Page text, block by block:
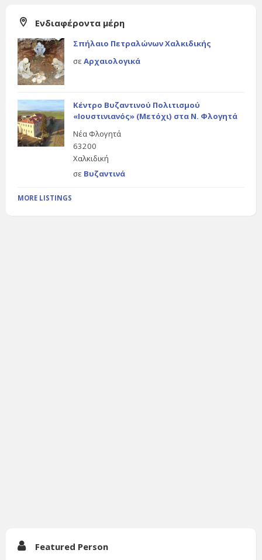
Ενδιαφέροντα μέρη
Σπήλαιο Πετραλώνων Χαλκιδικής
σε Αρχαιολογικά
Κέντρο Βυζαντινού Πολιτισμού
«Ιουστινιανός» (Μετόχι) στα Ν. Φλογητά
Νέα Φλογητά
63200
Χαλκιδική
σε Βυζαντινά
MORE LISTINGS
Featured Person